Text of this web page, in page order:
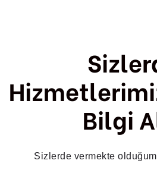
Bilgi
Sizlerde vermekte